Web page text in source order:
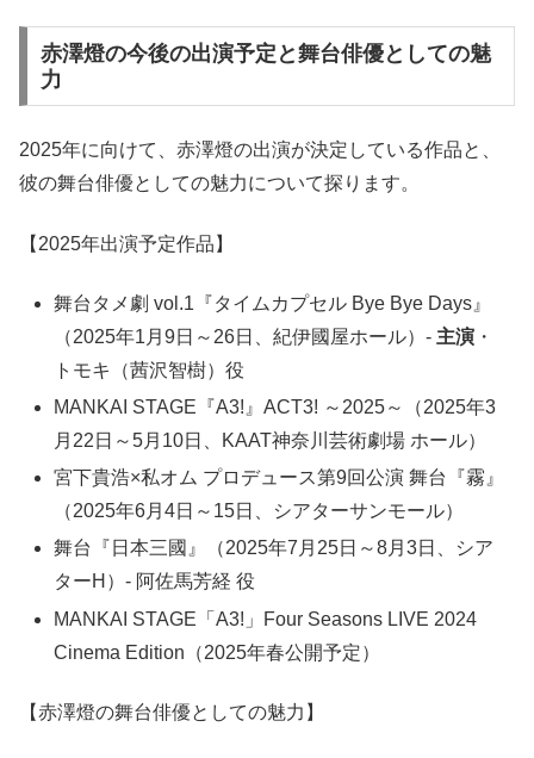
赤澤燈の今後の出演予定と舞台俳優としての魅
力
2025年に向けて、赤澤燈の出演が決定している作品と、
彼の舞台俳優としての魅力について探ります。
【2025年出演予定作品】
舞台タメ劇 vol.1『タイムカプセル Bye Bye Days』
（2025年1月9日～26日、紀伊國屋ホール）- 主演 ・
トモキ（茜沢智樹）役
MANKAI STAGE『A3!』ACT3! ～2025～（2025年3
月22日～5月10日、KAAT神奈川芸術劇場 ホール）
宮下貴浩×私オム プロデュース第9回公演 舞台『霧』
（2025年6月4日～15日、シアターサンモール）
舞台『日本三國』（2025年7月25日～8月3日、シア
ターH）- 阿佐馬芳経 役
MANKAI STAGE「A3!」Four Seasons LIVE 2024
Cinema Edition（2025年春公開予定）
【赤澤燈の舞台俳優としての魅力】